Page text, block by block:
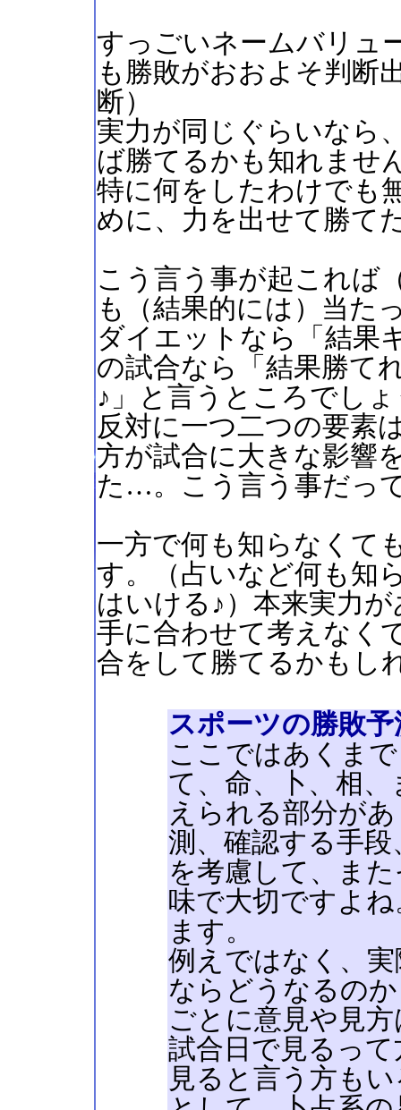
すっごいネームバリュ
も勝敗がおおよそ判断
断）
実力が同じぐらいなら
ば勝てるかも知れませ
特に何をしたわけでも
めに、力を出せて勝て
こう言う事が起これば
も（結果的には）当た
ダイエットなら「結果
の試合なら「結果勝て
♪」と言うところでし
反対に一つ二つの要素
方が試合に大きな影響
た…。こう言う事だっ
一方で何も知らなくて
す。（占いなど何も知
はいける♪）本来実力
手に合わせて考えなく
合をして勝てるかもし
スポーツの勝敗
ここではあくま
て、命、卜、相
えられる部分が
測、確認する手
を考慮して、ま
味で大切ですよ
ます。
例えではなく、
ならどうなるの
ごとに意見や見
試合日で見るっ
見ると言う方も